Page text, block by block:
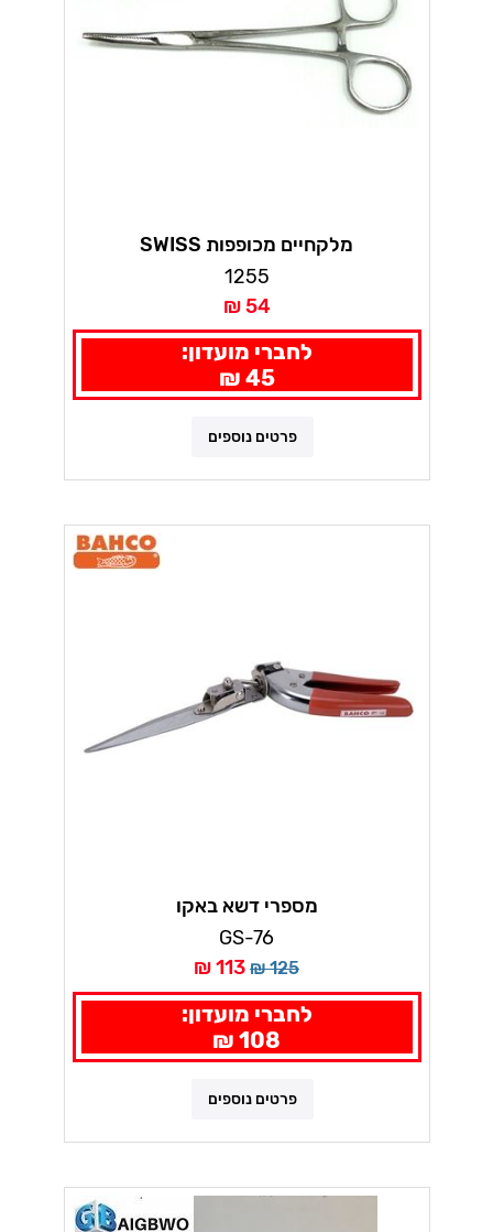
מלקחיים מכופפות SWISS
1255
54 ₪
לחברי מועדון:
45 ₪
פרטים נוספים
מספרי דשא באקו
GS-76
125 ₪
113 ₪
לחברי מועדון:
108 ₪
פרטים נוספים